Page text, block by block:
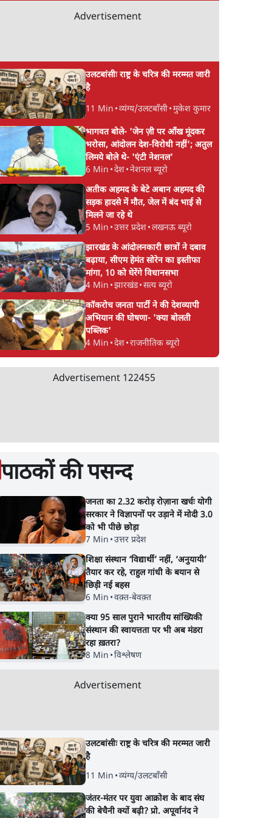
से
में
इस्मत चुगताई के विविध रंग
एआई?
Advertisement
उलटबांसीः राष्ट्र के चरित्र की मरम्मत जारी
है
11 Min •व्यंग्य/उलटबाँसी•मुकेश कुमार
भागवत बोले- 'जेन ज़ी पर आँख मूंदकर
भरोसा, आंदोलन देश-विरोधी नहीं'; अतुल
लिमये बोले थे- 'एंटी नेशनल'
6 Min •देश•नेशनल ब्यूरो
अतीक अहमद के बेटे अबान अहमद की
सड़क हादसे में मौत, जेल में बंद भाई से
मिलने जा रहे थे
5 Min •उत्तर प्रदेश•लखनऊ ब्यूरो
झारखंड के आंदोलनकारी छात्रों ने दबाव
बढ़ाया, सीएम हेमंत सोरेन का इस्तीफा
मांगा, 10 को घेरेंगे विधानसभा
4 Min •झारखंड•सत्य ब्यूरो
कॉकरोच जनता पार्टी ने की देशव्यापी
अभियान की घोषणा- 'क्या बोलती
पब्लिक'
4 Min •देश•राजनीतिक ब्यूरो
Advertisement 122455
पाठकों की पसन्द
जनता का 2.32 करोड़ रोज़ाना खर्चः योगी
सरकार ने विज्ञापनों पर उड़ाने में मोदी 3.0
को भी पीछे छोड़ा
7 Min •उत्तर प्रदेश
शिक्षा संस्थान ‘विद्यार्थी’ नहीं, ‘अनुयायी’
तैयार कर रहे, राहुल गांधी के बयान से
छिड़ी नई बहस
6 Min •वक़्त-बेवक़्त
क्या 95 साल पुराने भारतीय सांख्यिकी
संस्थान की स्वायत्तता पर भी अब मंडरा
रहा ख़तरा?
8 Min •विश्लेषण
Advertisement
उलटबांसीः राष्ट्र के चरित्र की मरम्मत जारी
है
11 Min •व्यंग्य/उलटबाँसी
जंतर-मंतर पर युवा आक्रोश के बाद संघ
की बेचैनी क्यों बढ़ी? प्रो. अपूर्वानंद ने